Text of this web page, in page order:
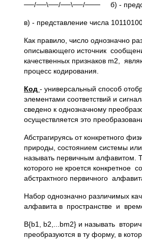
──/──\──/──\──/─── б) -
в) - представление числа
Как правило, число однозначно
описывающего источник
качественных признаков m2,
процесс кодирования.
Код - универсальный способ
элементами соответствий и
сведено к однозначному
осуществляется это
Абстрагируясь от конкретного
природы, состоянием системы
называть первичным алфавитом.
которого не кроется
абстрактного первичного
Набор однозначно различимых
алфавита в пространстве и
B{b1, b2,...bm2} и называть
преобразуются в ту форму, в